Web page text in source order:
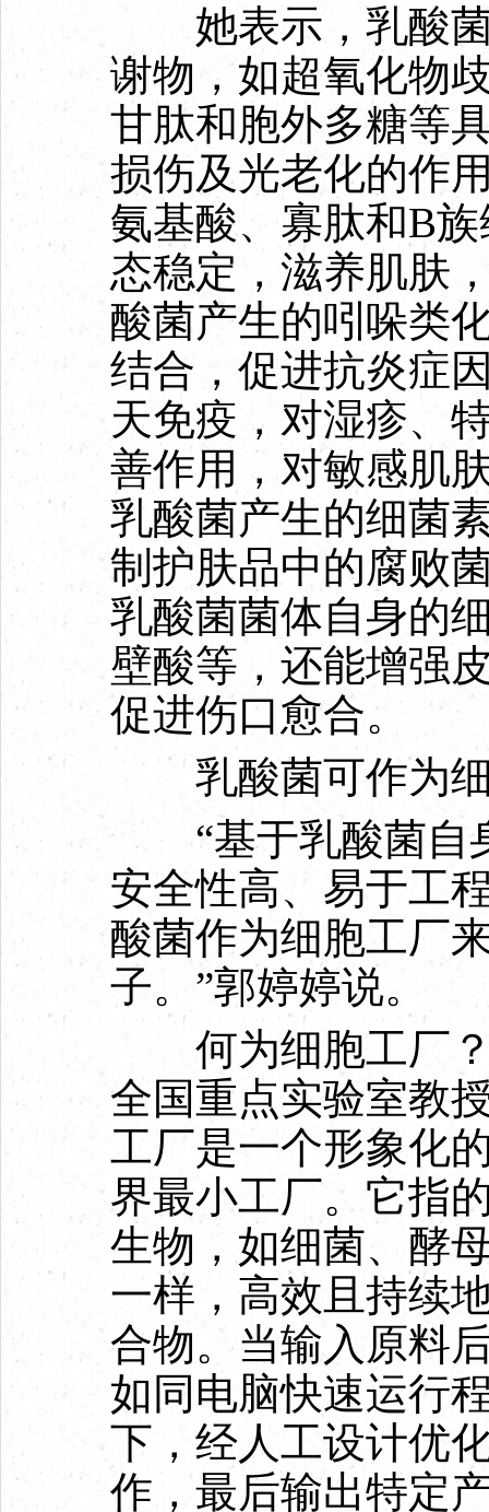
她表示，乳酸菌
谢物，如超氧化物
甘肽和胞外多糖等
损伤及光老化的作
氨基酸、寡肽和B
态稳定，滋养肌肤
酸菌产生的吲哚类
结合，促进抗炎症
天免疫，对湿疹、
善作用，对敏感肌
乳酸菌产生的细菌
制护肤品中的腐败
乳酸菌菌体自身的
壁酸等，还能增强
促进伤口愈合。
乳酸菌可作为
“基于乳酸菌自身
安全性高、易于工
酸菌作为细胞工厂
子。”郭婷婷说。
何为细胞工厂？
全国重点实验室教
工厂是一个形象化
界最小工厂。它指
生物，如细菌、酵
一样，高效且持续
合物。当输入原料
如同电脑快速运行
下，经人工设计优
作，最后输出特定